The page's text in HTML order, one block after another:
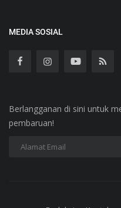
MEDIA SOSIAL
Berlangganan di sini untuk
pembaruan!